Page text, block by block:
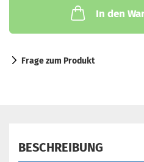
In den
Frage zum Produkt
BESCHREIBUNG